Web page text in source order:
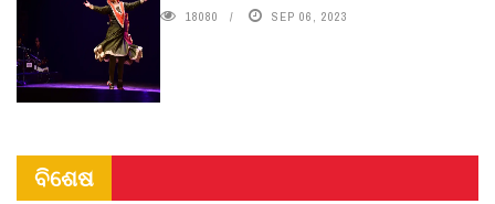
18080 SEP 06, 2023
ବିଶେଷ